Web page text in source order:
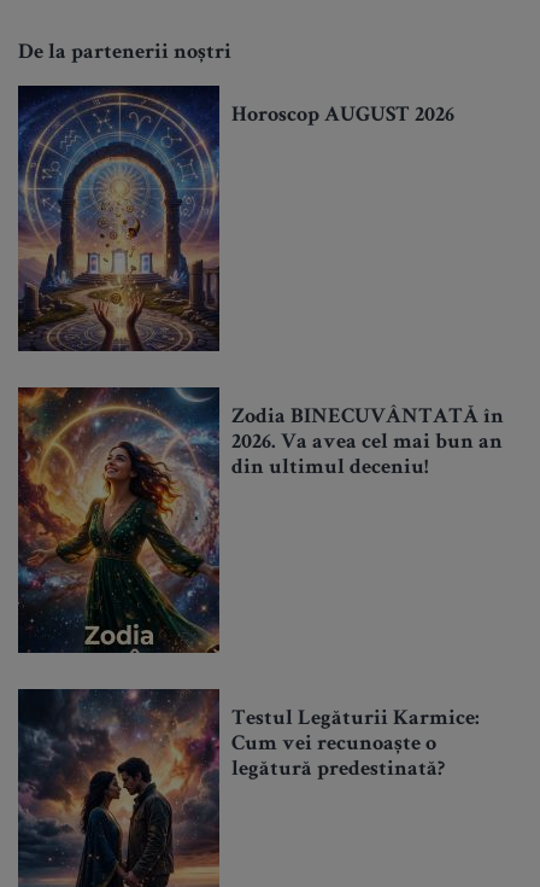
De la partenerii noștri
Horoscop AUGUST 2026
Zodia BINECUVÂNTATĂ în
2026. Va avea cel mai bun an
din ultimul deceniu!
Testul Legăturii Karmice:
Cum vei recunoaște o
legătură predestinată?